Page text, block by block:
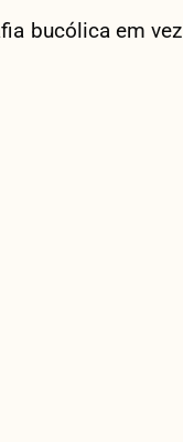
bucólica em vez